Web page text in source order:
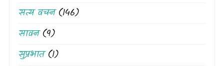
सत्य वचन(146)
सावन(9)
सुप्रभात(1)